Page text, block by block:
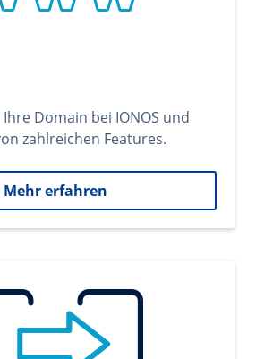
Domain bei IONOS und
zahlreichen Features.
Mehr erfahren